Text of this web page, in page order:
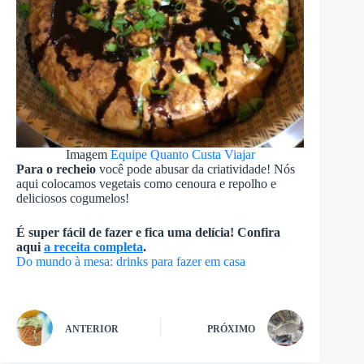
Imagem Equipe Quanto Custa Viajar
Para o recheio você pode abusar da criatividade! Nós
aqui colocamos vegetais como cenoura e repolho e
deliciosos cogumelos!
É super fácil de fazer e fica uma delícia! Confira
aqui a receita completa.
Do mundo à mesa: drinks para fazer em casa
ANTERIOR PRÓXIMO